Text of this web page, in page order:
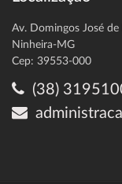
Av. Domingos José
Ninheira-MG
Cep: 39553-000
(38)